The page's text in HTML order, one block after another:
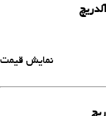
نمایش قیمت